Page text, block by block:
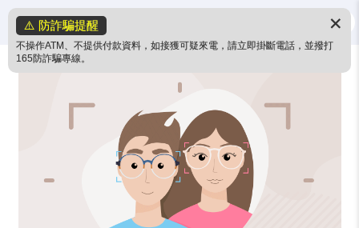
⚠️ 防詐騙提醒
不操作ATM、不提供付款資料，如接獲可疑來電，請立即掛斷電話，並撥打
165防詐騙專線。
✕